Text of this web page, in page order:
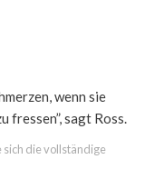
wenn sie
fressen”, sagt Ross.
sich die vollständige